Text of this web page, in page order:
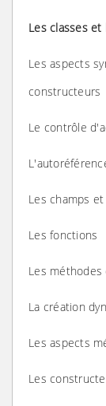
Les classes
Les aspects
constructeurs
Le contrôle
Les champs
Les fonctions
Les méthodes
La création
Les aspects
Les